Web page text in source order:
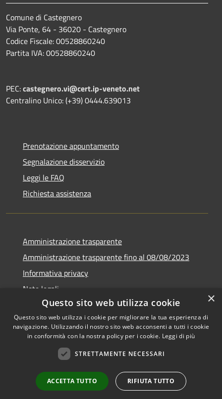
Comune di Castegnero
Via Ponte, 64 - 36020 - Castegnero
Codice Fiscale: 00528860240
Partita IVA: 00528860240
PEC:castegnero.vi@cert.ip-veneto.net
Centralino Unico: (+39) 0444.639013
Prenotazione appuntamento
Segnalazione disservizio
Leggi le FAQ
Richiesta assistenza
Amministrazione trasparente
Amministrazione trasparente fino al 08/08/2023
Informativa privacy
Note legali
Dichiarazione di accessibilità
Copyright © 2026 • Comune di
Municipium•
Accesso
redazione
×
Questo sito web utilizza cookie
Questo sito web utilizza i cookie per migliorare la tua esperienza di
navigazione. Utilizzando il nostro sito web acconsenti a tutti i cookie
in conformità con la nostra policy per i cookie. Leggi di più
STRETTAMENTE NECESSARI
ACCETTA TUTTO RIFIUTA TUTTO